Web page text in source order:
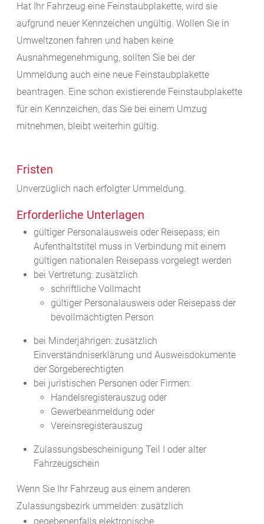
Hat Ihr Fahrzeug eine Feinstaubplakette, wird sie
aufgrund neuer Kennzeichen ungültig. Wollen Sie in
Umweltzonen fahren und haben keine
Ausnahmegenehmigung, sollten Sie bei der
Ummeldung auch eine neue Feinstaubplakette
beantragen. Eine schon existierende Feinstaubplakette
für ein Kennzeichen, das Sie bei einem Umzug
mitnehmen, bleibt weiterhin gültig.
Fristen
Unverzüglich nach erfolgter Ummeldung.
Erforderliche Unterlagen
gültiger Personalausweis oder Reisepass; ein
Aufenthaltstitel muss in Verbindung mit einem
gültigen nationalen Reisepass vorgelegt werden
bei Vertretung: zusätzlich
schriftliche Vollmacht
gültiger Personalausweis oder Reisepass der
bevollmächtigten Person
bei Minderjährigen: zusätzlich
Einverständniserklärung und Ausweisdokumente
der Sorgeberechtigten
bei juristischen Personen oder Firmen:
Handelsregisterauszug oder
Gewerbeanmeldung oder
Vereinsregisterauszug
Zulassungsbescheinigung Teil I oder alter
Fahrzeugschein
Wenn Sie Ihr Fahrzeug aus einem anderen
Zulassungsbezirk ummelden: zusätzlich
gegebenenfalls elektronische